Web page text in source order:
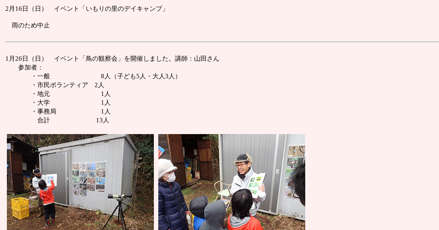
2月16日（日） イベント「いもりの里のデイキャンプ」
雨のため中止
1月26日（日） イベント「鳥の観察会」を開催しました。講師：山田さん
参加者：
・一般 8人（子ども5人・大人3人）
・市民ボランティア 2人
・地元 1人
・大学 1人
・事務局 1人
合計 13人